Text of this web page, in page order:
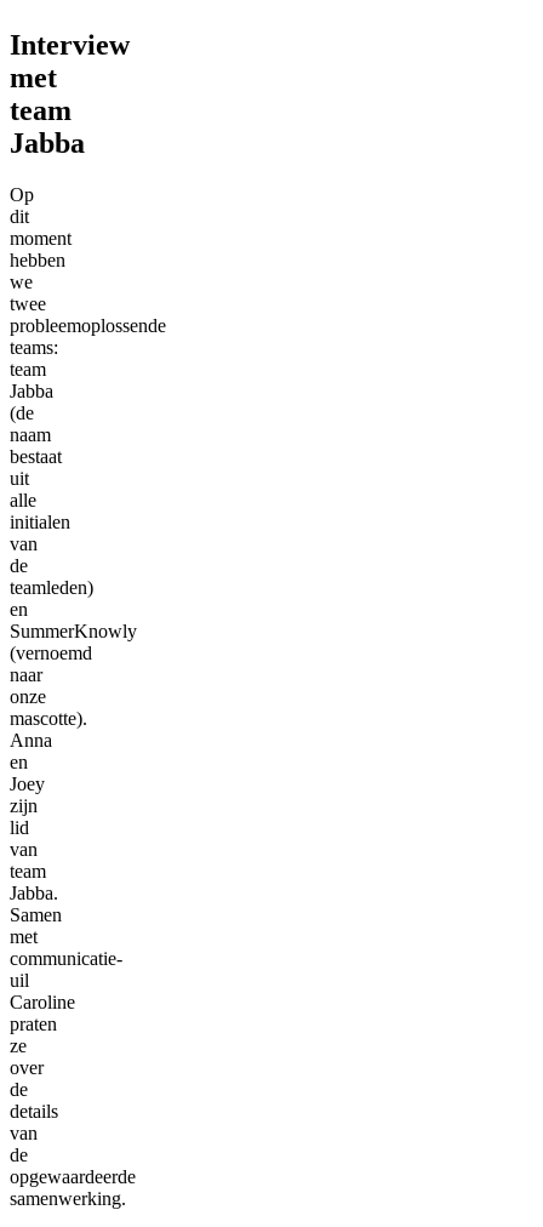
Interview
met
team
Jabba
Op
dit
moment
hebben
we
twee
probleemoplossende
teams:
team
Jabba
(de
naam
bestaat
uit
alle
initialen
van
de
teamleden)
en
SummerKnowly
(vernoemd
naar
onze
mascotte).
Anna
en
Joey
zijn
lid
van
team
Jabba.
Samen
met
communicatie-
uil
Caroline
praten
ze
over
de
details
van
de
opgewaardeerde
samenwerking.